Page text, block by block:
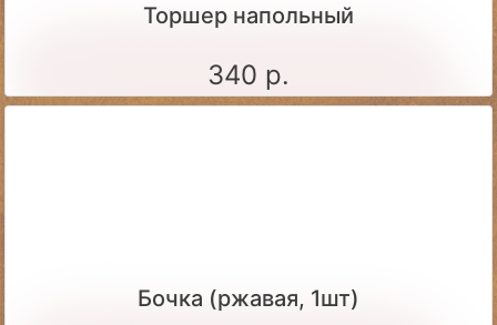
Торшер напольный
340 р.
Бочка (ржавая, 1шт)